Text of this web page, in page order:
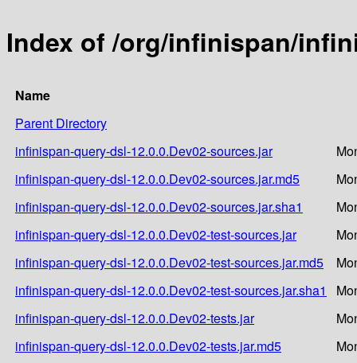
Index of /org/infinispan/
Name
Parent Directory
infinispan-query-dsl-12.0.0.Dev02-sources.jar
infinispan-query-dsl-12.0.0.Dev02-sources.jar.md5
infinispan-query-dsl-12.0.0.Dev02-sources.jar.sha1
infinispan-query-dsl-12.0.0.Dev02-test-sources.jar
infinispan-query-dsl-12.0.0.Dev02-test-sources.jar.md5
infinispan-query-dsl-12.0.0.Dev02-test-sources.jar.sha1
infinispan-query-dsl-12.0.0.Dev02-tests.jar
infinispan-query-dsl-12.0.0.Dev02-tests.jar.md5